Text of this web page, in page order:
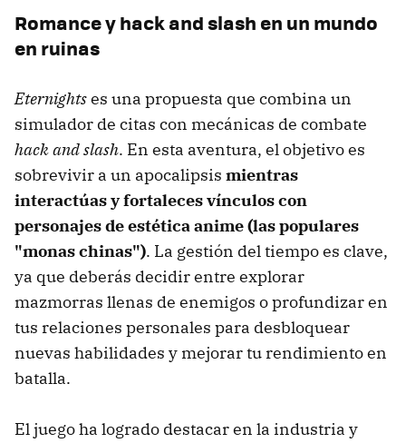
Romance y hack and slash en un mundo
en ruinas
Eternightses una propuesta que combina un
simulador de citas con mecánicas de combate
hack and slash. En esta aventura, el objetivo es
sobrevivir a un apocalipsis mientras
interactúas y fortaleces vínculos con
personajes de estética anime (las populares
"monas chinas"). La gestión del tiempo es clave,
ya que deberás decidir entre explorar
mazmorras llenas de enemigos o profundizar en
tus relaciones personales para desbloquear
nuevas habilidades y mejorar tu rendimiento en
batalla.
El juego ha logrado destacar en la industria y